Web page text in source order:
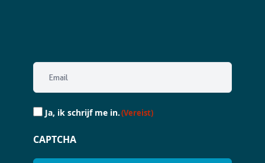
Email
(Vereist)
Ja,
schrijf
Ja, ik schrijf me in.(Vereist)
CAPTCHA